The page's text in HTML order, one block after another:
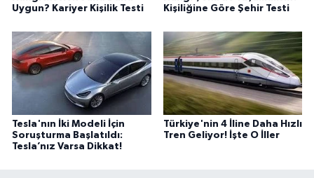
Uygun? Kariyer Kişilik Testi
Kişiliğine Göre Şehir Testi
Tesla'nın İki Modeli İçin
Soruşturma Başlatıldı:
Tesla’nız Varsa Dikkat!
Türkiye'nin 4 İline Daha Hızlı
Tren Geliyor! İşte O İller